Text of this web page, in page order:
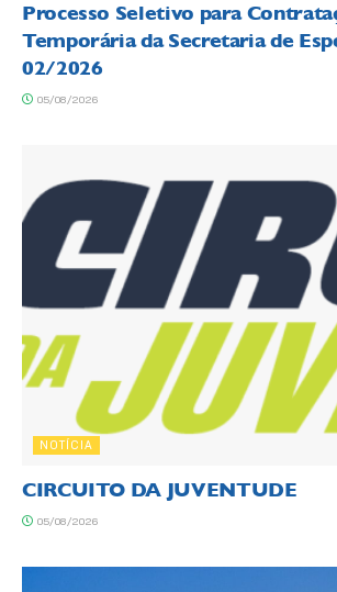
Processo Seletivo para
Temporária da Secretaria de
02/2026
05/08/2026
NOTÍCIA
CIRCUITO DA JUVENTUDE
05/08/2026